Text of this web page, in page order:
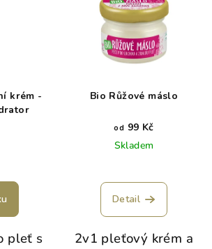
krém -
pleť s
Bio Růžové máslo
od 99 Kč
Skladem
Detail
2v1 pleťový krém a